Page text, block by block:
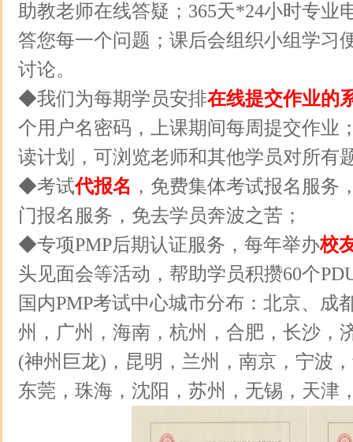
助教老师在线答疑；365天*24小时专业
答您每一个问题；课后会组织小组学习
讨论。
◆我们为每期学员安排在线提交作业的
个用户名密码，上课期间每周提交作业
读计划，可浏览老师和其他学员对所有
◆考试代报名 ，免费集体考试报名服务
门报名服务，免去学员奔波之苦；
◆专项PMP后期认证服务，每年举办校
头见面会等活动，帮助学员积攒60个
国内PMP考试中心城市分布：北京、成
州，广州，海南，杭州，合肥，长沙，
(神州巨龙)，昆明，兰州，南京，宁波
东莞，珠海，沈阳，苏州，无锡，天津